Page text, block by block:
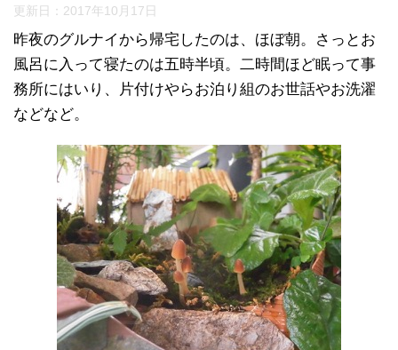
更新日： 2017年10月17日
昨夜のグルナイから帰宅したのは、ほぼ朝。さっとお
風呂に入って寝たのは五時半頃。二時間ほど眠って事
務所にはいり、片付けやらお泊り組のお世話やお洗濯
などなど。